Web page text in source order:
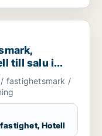
eller
till salu i
fastighetsmark /
Hotell